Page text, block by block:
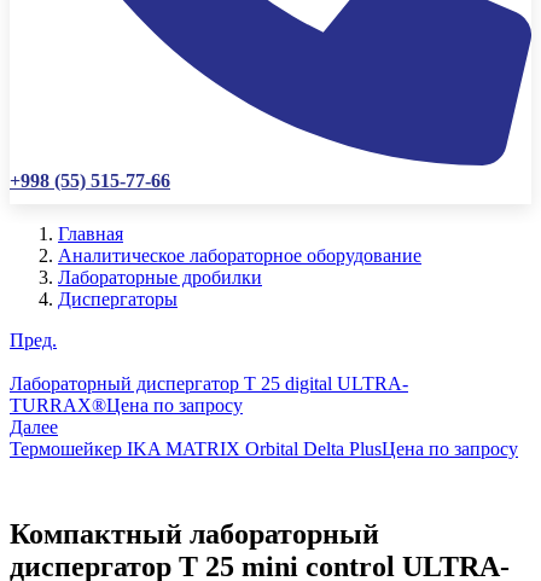
+998 (55) 515-77-66
Главная
Аналитическое лабораторное оборудование
Лабораторные дробилки
Диспергаторы
Пред.
Лабораторный диспергатор T 25 digital ULTRA-
TURRAX®Цена по запросу
Далее
Термошейкер IKA MATRIX Orbital Delta PlusЦена по запросу
Компактный лабораторный
диспергатор T 25 mini control ULTRA-